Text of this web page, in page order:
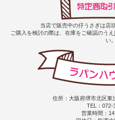
当店で販売中の仔うさぎは店
ご購入を検討の際は、在庫をご確認のうえ
い。
住所：大阪府堺市北区東
TEL：072-
営業時間：